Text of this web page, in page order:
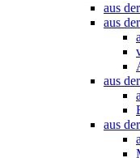
aus
aus
aus
aus